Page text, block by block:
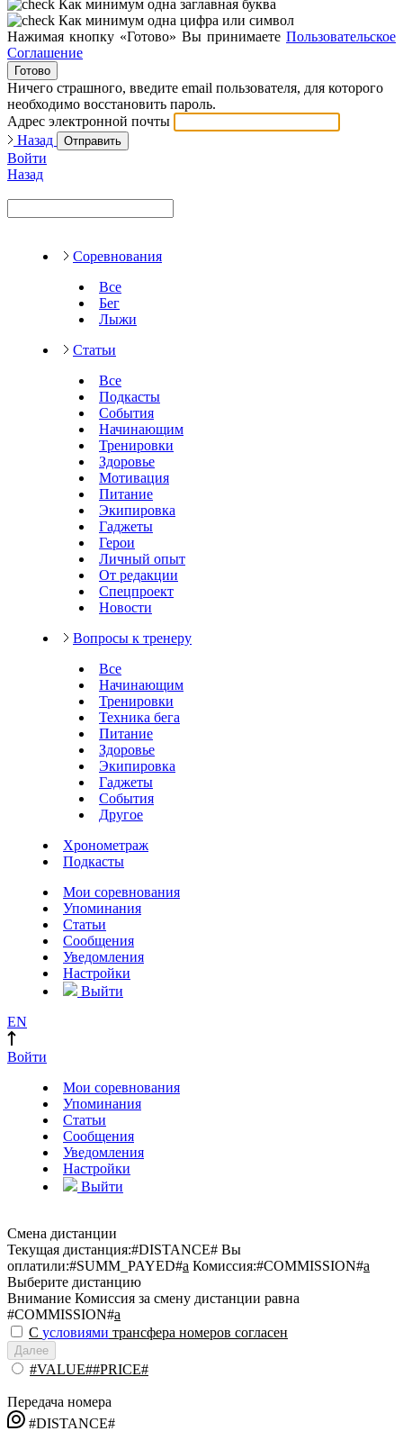
Как минимум одна заглавная буква
Как минимум одна цифра или символ
Нажимая кнопку «Готово» Вы принимаете Пользовательское
Соглашение
Готово
Ничего страшного, введите email пользователя, для которого
необходимо восстановить пароль.
Адрес электронной почты
Назад
Отправить
Войти
Назад
Соревнования
Все
Бег
Лыжи
Статьи
Все
Подкасты
События
Начинающим
Тренировки
Здоровье
Мотивация
Питание
Экипировка
Гаджеты
Герои
Личный опыт
От редакции
Спецпроект
Новости
Вопросы к тренеру
Все
Начинающим
Тренировки
Техника бега
Питание
Здоровье
Экипировка
Гаджеты
События
Другое
Хронометраж
Подкасты
Мои соревнования
Упоминания
Статьи
Сообщения
Уведомления
Настройки
Выйти
EN
Войти
Мои соревнования
Упоминания
Статьи
Сообщения
Уведомления
Настройки
Выйти
Смена дистанции
Текущая дистанция:#DISTANCE# Вы
оплатили:#SUMM_PAYED#a Комиссия:#COMMISSION#a
Выберите дистанцию
Внимание Комиссия за смену дистанции равна
#COMMISSION#a
С условиями трансфера номеров согласен
Далее
#VALUE##PRICE#
Передача номера
#DISTANCE#